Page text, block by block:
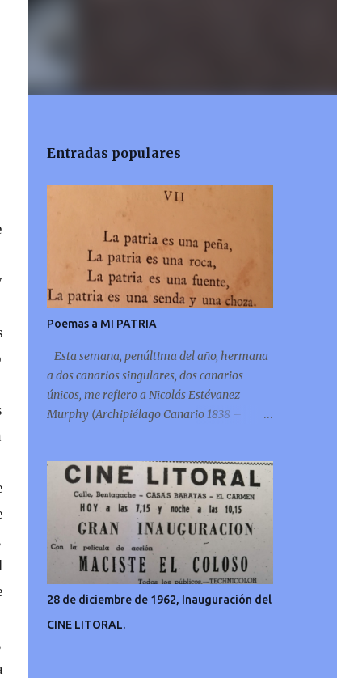
Entradas populares
Poemas a MI PATRIA
Esta semana, penúltima del año, hermana
a dos canarios singulares, dos canarios
únicos, me refiero a Nicolás Estévanez
Murphy (Archipiélago Canario 1838 –
28 de diciembre de 1962, Inauguración del
CINE LITORAL.